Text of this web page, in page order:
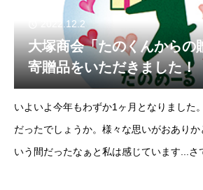
2022.12.2
大塚商会「たのくんからの
寄贈品をいただきました！
いよいよ今年もわずか1ヶ月となりました
だったでしょうか。様々な思いがおあり
いう間だったなぁと私は感じています...さ